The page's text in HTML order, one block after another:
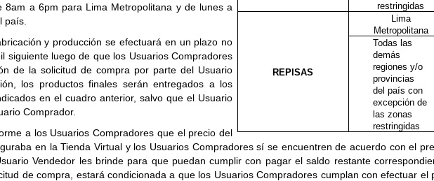
restringidas
REPISAS
Lima
Metropolitana
Todas las
demás
regiones y/o
provincias
del país con
excepción de
las zonas
restringidas
a 6pm para Lima Metropolitana y de lunes a
país.
y producción se efectuará en un plazo no
luego de que los Usuarios Compradores
de la solicitud de compra por parte del Usuario
los productos finales serán entregados a los
en el cuadro anterior, salvo que el Usuario
Comprador.
a los Usuarios Compradores que el precio del
en la Tienda Virtual y los Usuarios Compradoressí se encuentren de acuerdo con el
Vendedor les brinde para que puedan cumplir con pagar el saldo restante
de compra, estará condicionada a que los Usuarios Compradores cumplan con efectuar